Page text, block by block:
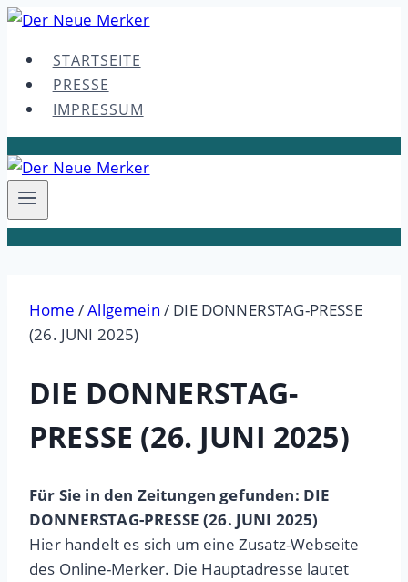
Skip
contentSTARTSEITE
PRESSE
IMPRESSUM
Home /Allgemein / DIE DONNERSTAG-PRESSE
(26. JUNI 2025)
DIE DONNERSTAG-
PRESSE (26. JUNI 2025)
Für Sie in den Zeitungen gefunden: DIE
DONNERSTAG-PRESSE (26. JUNI 2025)
Hier handelt es sich um eine Zusatz-Webseite
des Online-Merker. Die Hauptadresse lautet